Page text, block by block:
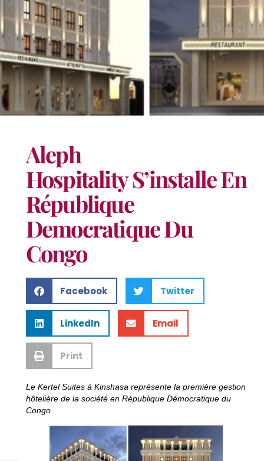
Aleph
HospitalityS’installeEn
République
Democratique Du
Congo
Facebook Twitter
LinkedIn Email
Print
Le Kertel Suites à Kinshasa représente la première gestion
hôtelière de la société en République Démocratique du
Congo